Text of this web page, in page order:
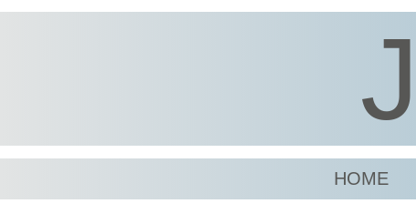
J
HOME